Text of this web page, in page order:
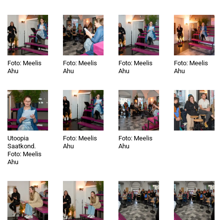
Foto: Meelis
Ahu
Foto: Meelis
Ahu
Foto: Meelis
Ahu
Foto: Meelis
Ahu
Utoopia
Saatkond.
Foto: Meelis
Ahu
Foto: Meelis
Ahu
Foto: Meelis
Ahu